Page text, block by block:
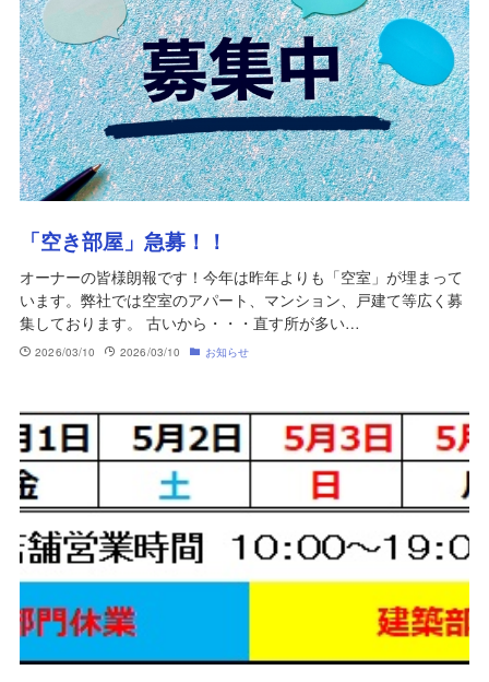
「空き部屋」急募！！
オーナーの皆様朗報です！今年は昨年よりも「空室」が埋まって
います。弊社では空室のアパート、マンション、戸建て等広く募
集しております。 古いから・・・直す所が多い…
2026/03/10 2026/03/10 お知らせ